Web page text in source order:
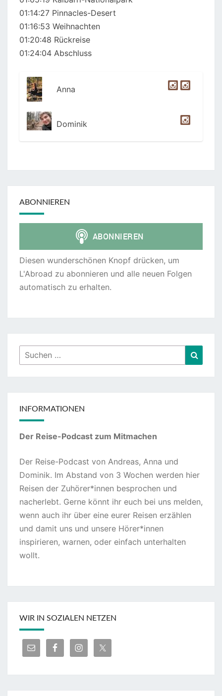
01:14:27 Pinnacles-Desert
01:16:53 Weihnachten
01:20:48 Rückreise
01:24:04 Abschluss
Anna
Dominik
ABONNIEREN
Diesen wunderschönen Knopf drücken, um
L'Abroad zu abonnieren und alle neuen Folgen
automatisch zu erhalten.
Suchen
nach:
INFORMATIONEN
Der Reise-Podcast zum Mitmachen
Der Reise-Podcast von Andreas, Anna und
Dominik. Im Abstand von 3 Wochen werden hier
Reisen der Zuhörer*innen besprochen und
nacherlebt. Gerne könnt ihr euch bei uns melden,
wenn auch ihr über eine eurer Reisen erzählen
und damit uns und unsere Hörer*innen
inspirieren, warnen, oder einfach unterhalten
wollt.
WIR IN SOZIALEN NETZEN